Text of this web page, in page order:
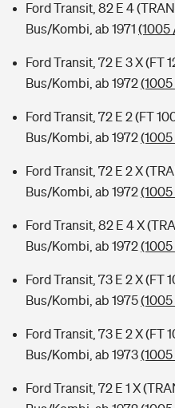
Ford Transit, 82 E 4
Bus/Kombi, ab 1971 (1005
Ford Transit, 72 E 3 X (FT
Bus/Kombi, ab 1972
Ford Transit, 72 E 2 (FT
Bus/Kombi, ab 1972
Ford Transit, 72 E 2 X
Bus/Kombi, ab 1972
Ford Transit, 82 E 4 X
Bus/Kombi, ab 1972
Ford Transit, 73 E 2 X (FT
Bus/Kombi, ab 1975
Ford Transit, 73 E 2 X (FT
Bus/Kombi, ab 1973
Ford Transit, 72 E 1 X